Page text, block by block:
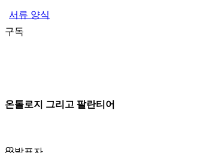
서류 양식
구독
온톨로지 그리고 팔란티어